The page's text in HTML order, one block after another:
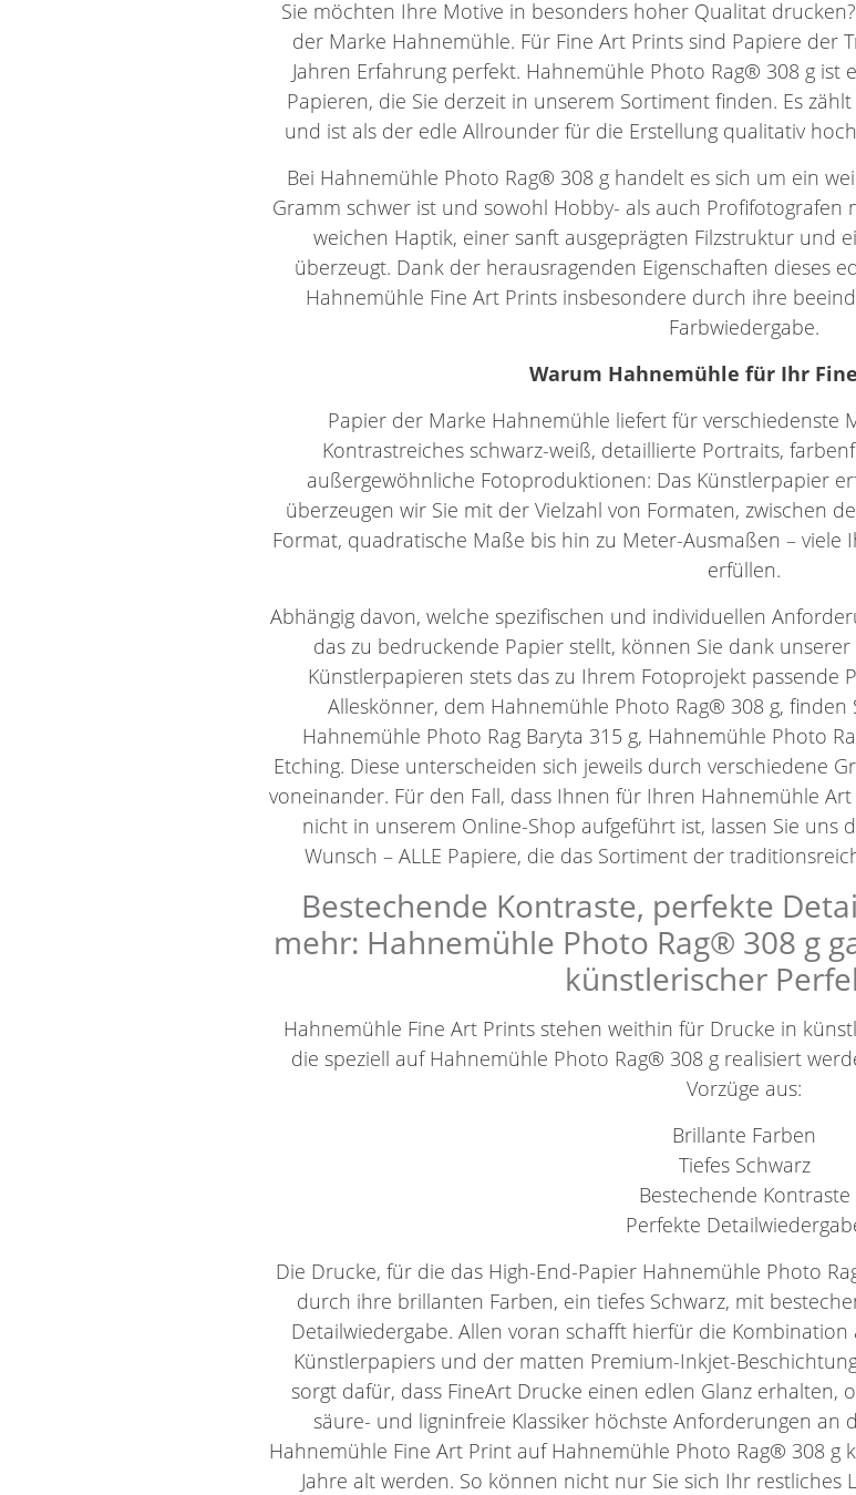
Sie möchten Ihre Motive in besonders hoher Qualitat
der Marke Hahnemühle. Für Fine Art Prints sind Papiere der
Jahren Erfahrung perfekt. Hahnemühle Photo Rag® 308 g ist
Papieren, die Sie derzeit in unserem Sortiment finden. Es
und ist als der edle Allrounder für die Erstellung qualitativ
Bei Hahnemühle Photo Rag® 308 g handelt es sich um ein
Gramm schwer ist und sowohl Hobby- als auch Profifotografen
weichen Haptik, einer sanft ausgeprägten Filzstruktur und
überzeugt. Dank der herausragenden Eigenschaften dieses
Hahnemühle Fine Art Prints insbesondere durch ihre
Farbwiedergabe.
Warum Hahnemühle für Ihr
Papier der Marke Hahnemühle liefert für verschiedenste
Kontrastreiches schwarz-weiß, detaillierte Portraits,
außergewöhnliche Fotoproduktionen: Das Künstlerpapier
überzeugen wir Sie mit der Vielzahl von Formaten, zwischen
Format, quadratische Maße bis hin zu Meter-Ausmaßen –
erfüllen.
Abhängig davon, welche spezifischen und individuellen
das zu bedruckende Papier stellt, können Sie dank
Künstlerpapieren stets das zu Ihrem Fotoprojekt passende
Alleskönner, dem Hahnemühle Photo Rag® 308 g,
Hahnemühle Photo Rag Baryta 315 g, Hahnemühle Photo
Etching. Diese unterscheiden sich jeweils durch verschiedene
voneinander. Für den Fall, dass Ihnen für Ihren Hahnemühle
nicht in unserem Online-Shop aufgeführt ist, lassen Sie uns
Wunsch – ALLE Papiere, die das Sortiment der
Bestechende Kontraste, perfekte
mehr: Hahnemühle Photo Rag® 308 g
künstlerischer
Hahnemühle Fine Art Prints stehen weithin für Drucke in
die speziell auf Hahnemühle Photo Rag® 308 g realisiert
Vorzüge aus:
Brillante Farben
Tiefes Schwarz
Bestechende Kontraste
Perfekte
Die Drucke, für die das High-End-Papier Hahnemühle Photo
durch ihre brillanten Farben, ein tiefes Schwarz, mit
Detailwiedergabe. Allen voran schafft hierfür die
Künstlerpapiers und der matten Premium-Inkjet-
sorgt dafür, dass FineArt Drucke einen edlen Glanz erhalten,
säure- und ligninfreie Klassiker höchste Anforderungen an
Hahnemühle Fine Art Print auf Hahnemühle Photo Rag® 308 g
Jahre alt werden. So können nicht nur Sie sich Ihr